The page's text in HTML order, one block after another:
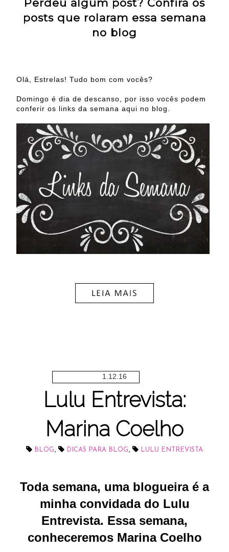
Perdeu algum post? Confira os
posts que rolaram essa semana
no blog
Olá, Estrelas! Tudo bom com vocês?
Domingo é dia de descanso, por isso vocês podem
conferir os links da semana aqui no blog.
1.12.16
Lulu Entrevista:
Marina Coelho
BLOG DICAS PARA BLOG LULU ENTREVISTA
Toda semana, uma blogueira é a
minha convidada do Lulu
Entrevista. Essa semana,
conheceremosMarina Coelho